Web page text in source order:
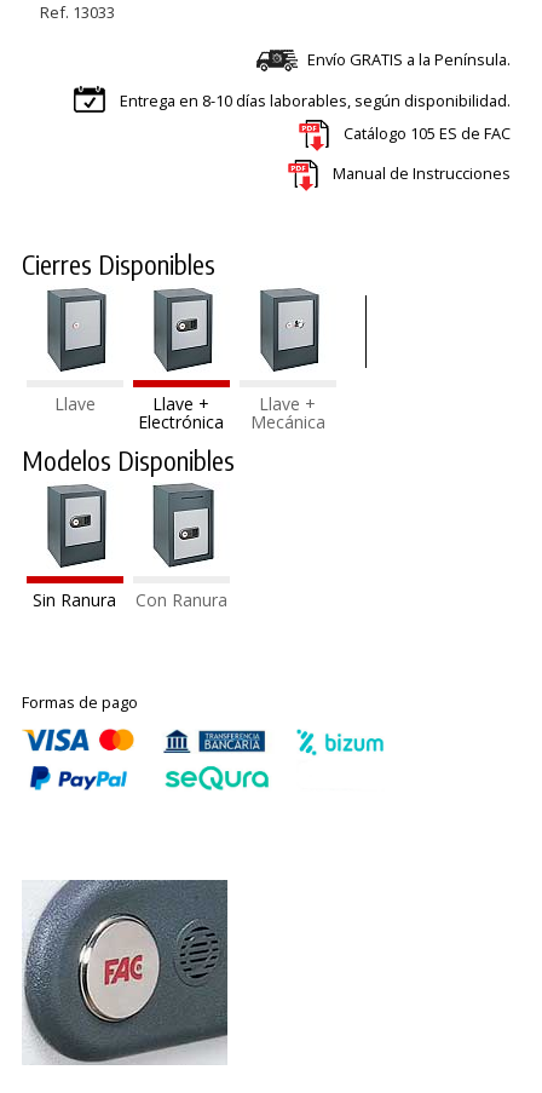
Ref. 13033
Envío GRATIS a la Península.
Entrega en 8-10 días laborables, según disponibilidad.
Catálogo 105 ES de FAC
Manual de Instrucciones
Cierres Disponibles
Llave Llave +
Electrónica
Llave +
Mecánica
Modelos Disponibles
Sin Ranura Con Ranura
Formas de pago